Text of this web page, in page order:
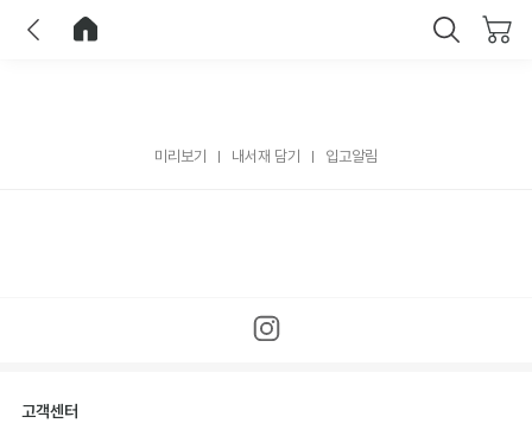
미리보기 내서재 담기 입고알림
고객센터